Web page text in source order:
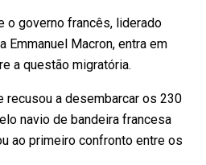
o governo francês, liderado
Macron, entra em
a questão migratória.
recusou a desembarcar os 230
navio de bandeira francesa
ao primeiro confronto entre os